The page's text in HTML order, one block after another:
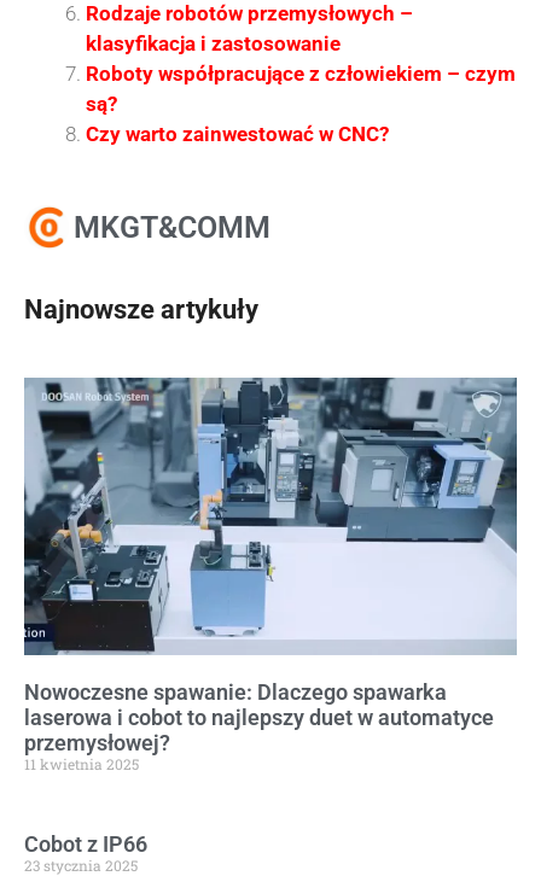
Rodzaje robotów przemysłowych –
klasyfikacja i zastosowanie
Roboty współpracujące z człowiekiem – czym
są?
Czy warto zainwestować w CNC?
MKGT&COMM
Najnowsze artykuły
Nowoczesne spawanie: Dlaczego spawarka
laserowa i cobot to najlepszy duet w automatyce
przemysłowej?
11 kwietnia 2025
Cobot z IP66
23 stycznia 2025